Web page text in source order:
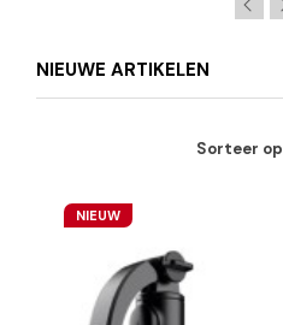
NIEUWE ARTIKELEN
Sorteer op
NIEUW